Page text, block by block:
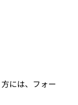
には、フォー